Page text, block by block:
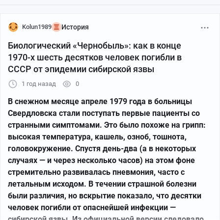
Kolun1989 История
Биологический «Чернобыль»: как в конце
1970-х шесть десятков человек погибли в
СССР от эпидемии сибирской язвы
1 год назад 0
В снежном месяце апреле 1979 года в больницы
Свердловска стали поступать первые пациенты со
странными симптомами. Это было похоже на грипп:
высокая температура, кашель, озноб, тошнота,
головокружение. Спустя день-два (а в некоторых
случаях — и через несколько часов) на этом фоне
стремительно развивалась пневмония, часто с
летальным исходом. В течении страшной болезни
были различия, но вскрытие показало, что десятки
человек погибли от опаснейшей инфекции —